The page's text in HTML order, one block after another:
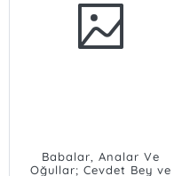
Babalar, Analar Ve
Oğullar; Cevdet Bey ve